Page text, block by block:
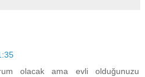
olacak ama evli olduğunuzu